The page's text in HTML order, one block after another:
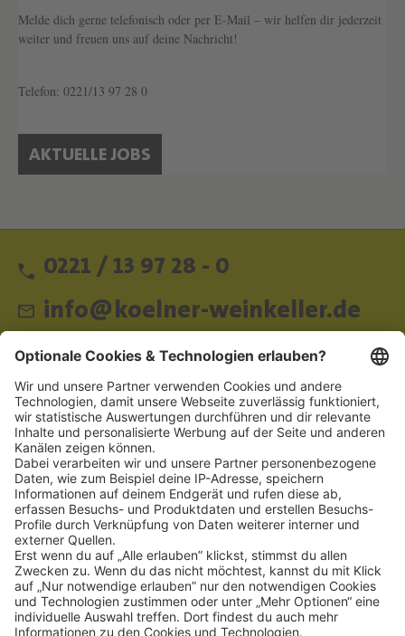
Melde dich gerne telefonisch oder per E-Mail – wir helfen dir jederzeit
weiter und freuen uns auf deine Nachricht!
Telefon: 0221/13 97 28 0
AKTUELLE JOBS
0221 / 13 97 28 - 0
info@koelner-weinkeller.de
Schnellzugriff
ZAHLUNGSMETHODEN
SOCIAL
NEWSLETTER
BESUCHEN SIE UNS